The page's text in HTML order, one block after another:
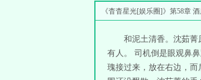
《杳杳星光[娱乐圈]》第58章
和泥土清香。沈茹菁
有人。 司机倒是眼观鼻
瑰接过来，放在右边，